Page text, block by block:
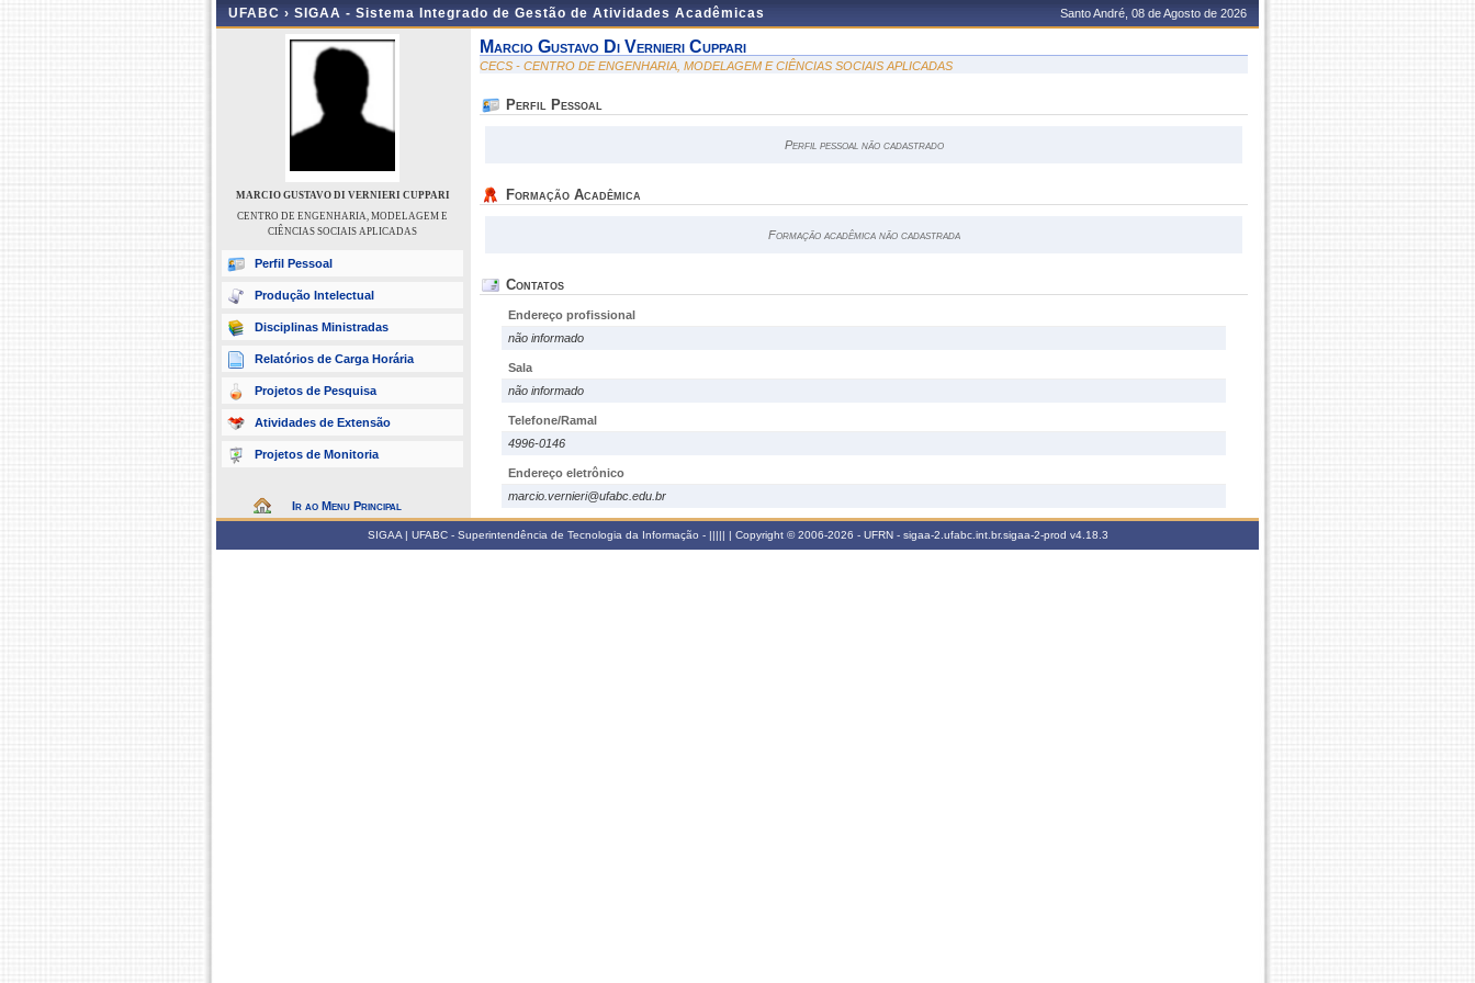
UFABC › SIGAA - Sistema Integrado de Gestão de Atividades Acadêmicas Santo André, 08 de Agosto de 2026
MARCIO GUSTAVO DI VERNIERI CUPPARI
CENTRO DE ENGENHARIA, MODELAGEM E
CIÊNCIAS SOCIAIS APLICADAS
Perfil Pessoal
Produção Intelectual
Disciplinas Ministradas
Relatórios de Carga Horária
Projetos de Pesquisa
Atividades de Extensão
Projetos de Monitoria
Ir ao Menu Principal
Marcio Gustavo Di Vernieri Cuppari
CECS - CENTRO DE ENGENHARIA, MODELAGEM E CIÊNCIAS SOCIAIS APLICADAS
Perfil Pessoal
Perfil pessoal não cadastrado
Formação Acadêmica
Formação acadêmica não cadastrada
Contatos
Endereço profissional
não informado
Sala
não informado
Telefone/Ramal
4996-0146
Endereço eletrônico
marcio.vernieri@ufabc.edu.br
SIGAA | UFABC - Superintendência de Tecnologia da Informação - ||||| | Copyright © 2006-2026 - UFRN - sigaa-2.ufabc.int.br.sigaa-2-prod v4.18.3